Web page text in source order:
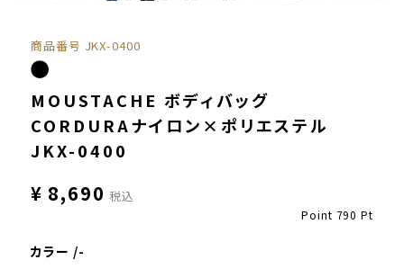
商品番号 JKX-0400
MOUSTACHE ボディバッグ
CORDURAナイロン×ポリエステル
JKX-0400
¥ 8,690 税込
Point 790 Pt
カラー -